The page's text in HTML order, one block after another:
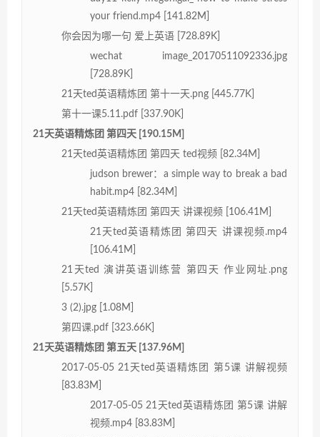
your friend.mp4 [141.82M]
你会因为哪一句 爱上英语 [728.89K]
wechat image_20170511092336.jpg
[728.89K]
21天ted英语精炼团 第十一天.png [445.77K]
第十一课5.11.pdf [337.90K]
21天英语精炼团 第四天 [190.15M]
21天ted英语精炼团 第四天 ted视频 [82.34M]
judson brewer：a simple way to break a bad
habit.mp4 [82.34M]
21天ted英语精炼团 第四天 讲课视频 [106.41M]
21天ted英语精炼团 第四天 讲课视频.mp4
[106.41M]
21天ted 演讲英语训练营 第四天 作业网址.png
[5.57K]
3 (2).jpg [1.08M]
第四课.pdf [323.66K]
21天英语精炼团 第五天 [137.96M]
2017-05-05 21天ted英语精炼团 第5课 讲解视频
[83.83M]
2017-05-05 21天ted英语精炼团 第5课 讲解
视频.mp4 [83.83M]